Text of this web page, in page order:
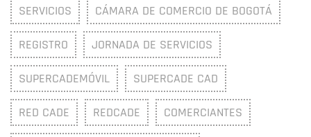
SERVICIOS CÁMARA DE COMERCIO DE BOGOTÁ
REGISTRO JORNADA DE SERVICIOS
SUPERCADEMÓVIL SUPERCADE CAD
RED CADE REDCADE COMERCIANTES